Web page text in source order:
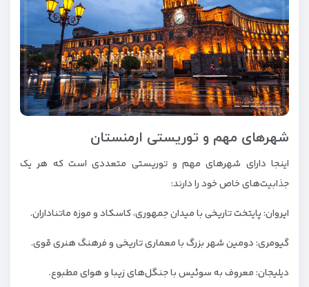
شهرهای مهم و توریستی ارمنستان
اینجا دارای شهرهای مهم و توریستی متعددی است که هر یک
جذابیت‌های خاص خود را دارند:
ایروان: پایتخت تاریخی با میدان جمهوری، کاسکاد و موزه ماتناداران.
گیومری: دومین شهر بزرگ با معماری تاریخی و فرهنگ هنری قوی.
دیلیجان: معروف به سوئیس با جنگل‌های زیبا و هوای مطبوع.